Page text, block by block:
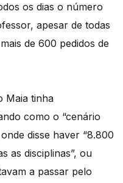
os dias o número
apesar de todas
de 600 pedidos de
Maia tinha
como o “cenário
disse haver “8.800
as disciplinas”, ou
a passar pelo